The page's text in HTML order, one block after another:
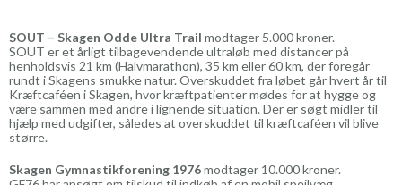
SOUT – Skagen Odde Ultra Trail modtager 5.000 kroner.
SOUT er et årligt tilbagevendende ultraløb med distancer på
henholdsvis 21 km (Halvmarathon), 35 km eller 60 km, der foregår
rundt i Skagens smukke natur. Overskuddet fra løbet går hvert år til
Kræftcaféen i Skagen, hvor kræftpatienter mødes for at hygge og
være sammen med andre i lignende situation. Der er søgt midler til
hjælp med udgifter, således at overskuddet til kræftcaféen vil blive
større.
Skagen Gymnastikforening 1976modtager 10.000 kroner.